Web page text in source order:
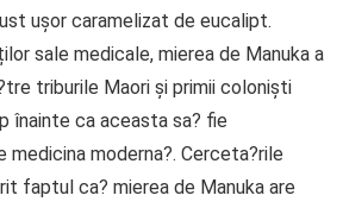
ușor caramelizat de eucalipt.
sale medicale, mierea de Manuka a
triburile Maori și primii coloniști
înainte ca aceasta sa? fie
moderna?. Cerceta?rile
faptul ca? mierea de Manuka are